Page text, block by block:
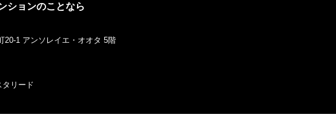
ションのことなら
20-1 アンソレイエ・オオタ 5階
タリード